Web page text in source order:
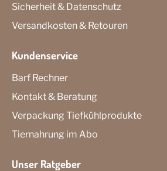
Sicherheit & Datenschutz
Versandkosten & Retouren
Kundenservice
Barf Rechner
Kontakt & Beratung
Verpackung Tiefkühlprodukte
Tiernahrung im Abo
Unser Ratgeber